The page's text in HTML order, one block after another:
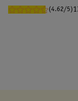
(4.62/5)